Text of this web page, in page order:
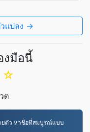
แปลง →
งมือนี้
☆
ต
ตัว หาชื่อที่สมบูรณ์แบบ